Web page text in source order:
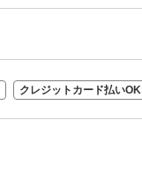
クレジットカード払いOK